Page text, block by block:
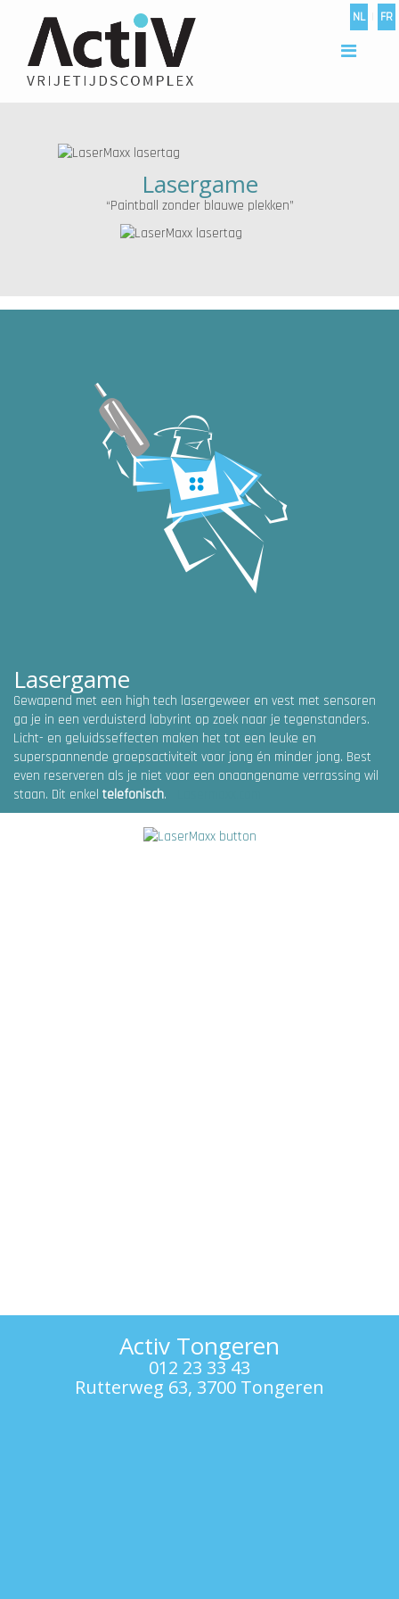
NL FR
Lasergame
“Paintball zonder blauwe plekken”
Lasergame
Gewapend met een high tech lasergeweer en vest met sensoren
ga je in een verduisterd labyrint op zoek naar je tegenstanders.
Licht- en geluidsseffecten maken het tot een leuke en
superspannende groepsactiviteit voor jong én minder jong. Best
even reserveren als je niet voor een onaangename verrassing wil
staan. Dit enkel telefonisch.
Activ Tongeren
012 23 33 43
Rutterweg 63, 3700 Tongeren